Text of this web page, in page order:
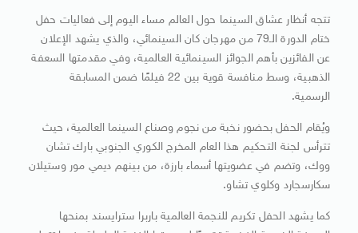
تتجه أنظار عشاق السينما حول العالم مساء اليوم إلى فعاليات حفل
ختام الدورة الـ79 من مهرجان كان السينمائي، والذي يشهد الإعلان
عن الفائزين بأهم الجوائز السينمائية العالمية، وفي مقدمتها السعفة
الذهبية، وسط منافسة قوية بين 22 فيلمًا ضمن المسابقة
الرسمية.
ويُقام الحفل بحضور نخبة من نجوم وصناع السينما العالمية، حيث
تترأس لجنة التحكيم هذا العام المخرج الكوري الجنوبي بارك تشان
ووك، وتضم في عضويتها أسماء بارزة، من بينهم ديمي مور وستيلان
سكارسجارد وكلوي تشاو.
كما يشهد الحفل تكريم للنجمة العالمية باربرا سترايسند بمنحها